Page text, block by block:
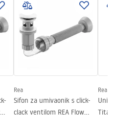
Rea
Sifon za umivaonik s click-
clack ventilom REA Flow
Rea
Univerzalni
Titan